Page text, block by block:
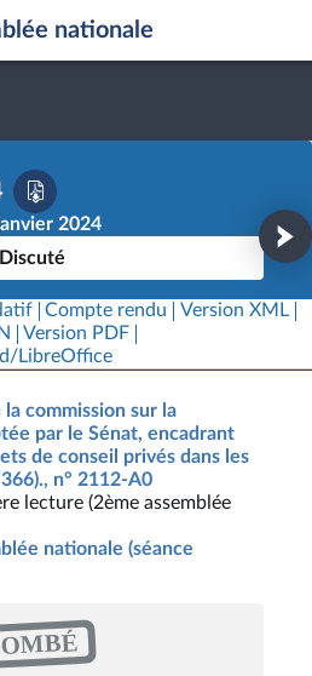
nationale
2024
Discuté
Compte rendu
Version XML
Version PDF
LibreOffice
la commission sur la
par le Sénat, encadrant
de conseil privés dans les
n° 2112-A0
lecture (2ème assemblée
nationale (séance